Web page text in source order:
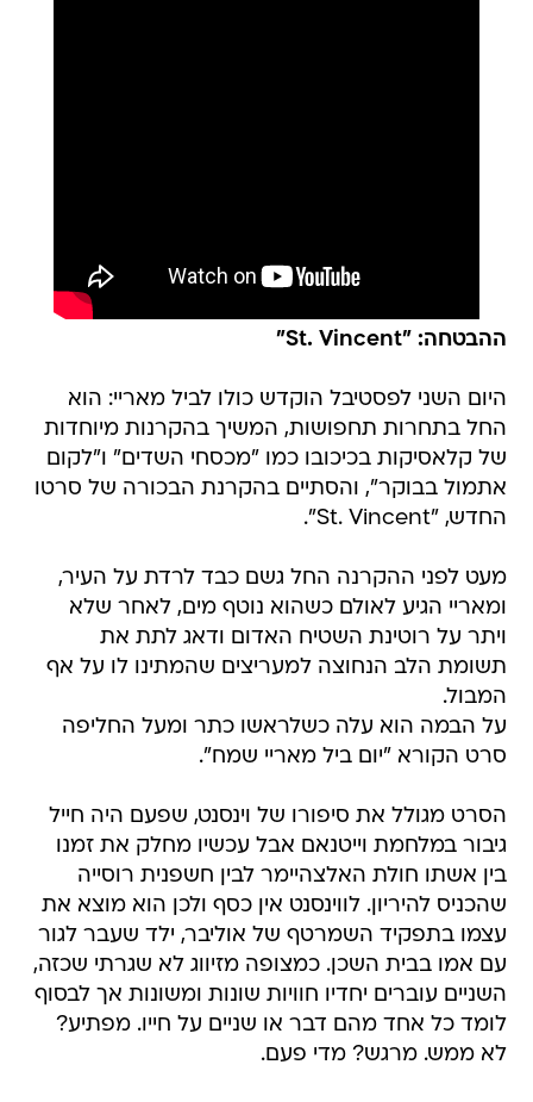
ההבטחה: "St. Vincent"
היום השני לפסטיבל הוקדש כולו לביל מאריי: הוא
החל בתחרות תחפושות, המשיך בהקרנות מיוחדות
של קלאסיקות בכיכובו כמו "מכסחי השדים" ו"לקום
אתמול בבוקר", והסתיים בהקרנת הבכורה של סרטו
החדש, "St. Vincent".
מעט לפני ההקרנה החל גשם כבד לרדת על העיר,
ומאריי הגיע לאולם כשהוא נוטף מים, לאחר שלא
ויתר על רוטינת השטיח האדום ודאג לתת את
תשומת הלב הנחוצה למעריצים שהמתינו לו על אף
המבול.
על הבמה הוא עלה כשלראשו כתר ומעל החליפה
סרט הקורא "יום ביל מאריי שמח".
הסרט מגולל את סיפורו של וינסנט, שפעם היה חייל
גיבור במלחמת וייטנאם אבל עכשיו מחלק את זמנו
בין אשתו חולת האלצהיימר לבין חשפנית רוסייה
שהכניס להיריון. לווינסנט אין כסף ולכן הוא מוצא את
עצמו בתפקיד השמרטף של אוליבר, ילד שעבר לגור
עם אמו בבית השכן. כמצופה מזיווג לא שגרתי שכזה,
השניים עוברים יחדיו חוויות שונות ומשונות אך לבסוף
לומד כל אחד מהם דבר או שניים על חייו. מפתיע?
לא ממש. מרגש? מדי פעם.